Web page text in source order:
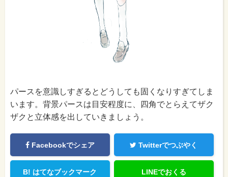
パースを意識しすぎるとどうしても固くなりすぎてしま
います。背景パースは目安程度に、四角でとらえてザク
ザクと立体感を出していきましょう。
Facebookでシェア Twitterでつぶやく
B! はてなブックマーク LINEでおくる